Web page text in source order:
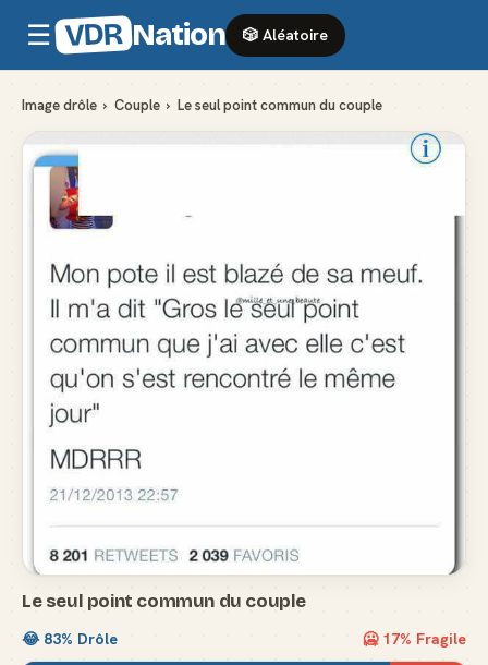
☰ VDR Nation 🎲 Aléatoire
Image drôle › Couple › Le seul point commun du couple
Le seul point commun du couple
😂 83% Drôle 🥶 17% Fragile